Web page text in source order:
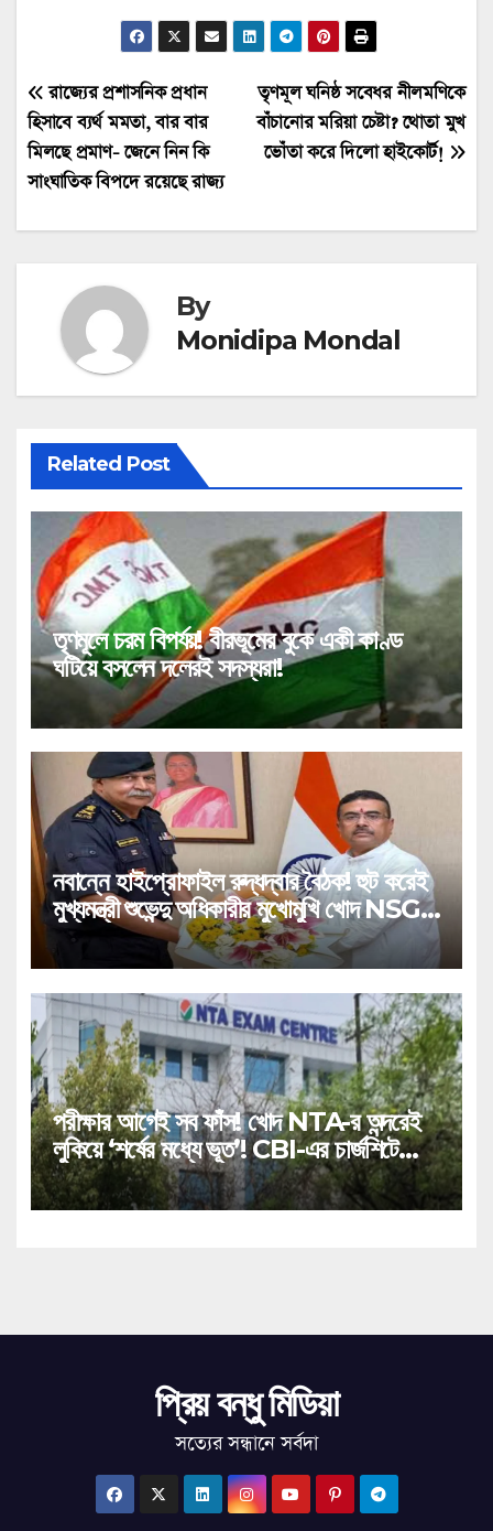
Post
navigation
তৃণমূল ঘনিষ্ঠ সবেধর নীলমণিকে
বাঁচানোর মরিয়া চেষ্টা? থোতা মুখ
ভোঁতা করে দিলো হাইকোর্ট!
রাজ্যের প্রশাসনিক প্রধান
হিসাবে ব্যর্থ মমতা, বার বার
মিলছে প্রমাণ- জেনে নিন কি
সাংঘাতিক বিপদে রয়েছে রাজ্য
By
Monidipa Mondal
Related Post
তৃণমূলে চরম বিপর্যয়! বীরভূমের বুকে একী কাণ্ড
ঘটিয়ে বসলেন দলেরই সদস্যরা!
নবান্নে হাইপ্রোফাইল রুদ্ধদ্বার বৈঠক! হুট করেই
মুখ্যমন্ত্রী শুভেন্দু অধিকারীর মুখোমুখি খোদ NSG
প্রধান!
পরীক্ষার আগেই সব ফাঁস! খোদ NTA-র অন্দরেই
লুকিয়ে ‘শর্ষের মধ্যে ভূত’! CBI-এর চার্জশিটে
বিস্ফোরক তথ্য!
প্রিয় বন্ধু মিডিয়া
সত্যের সন্ধানে সর্বদা